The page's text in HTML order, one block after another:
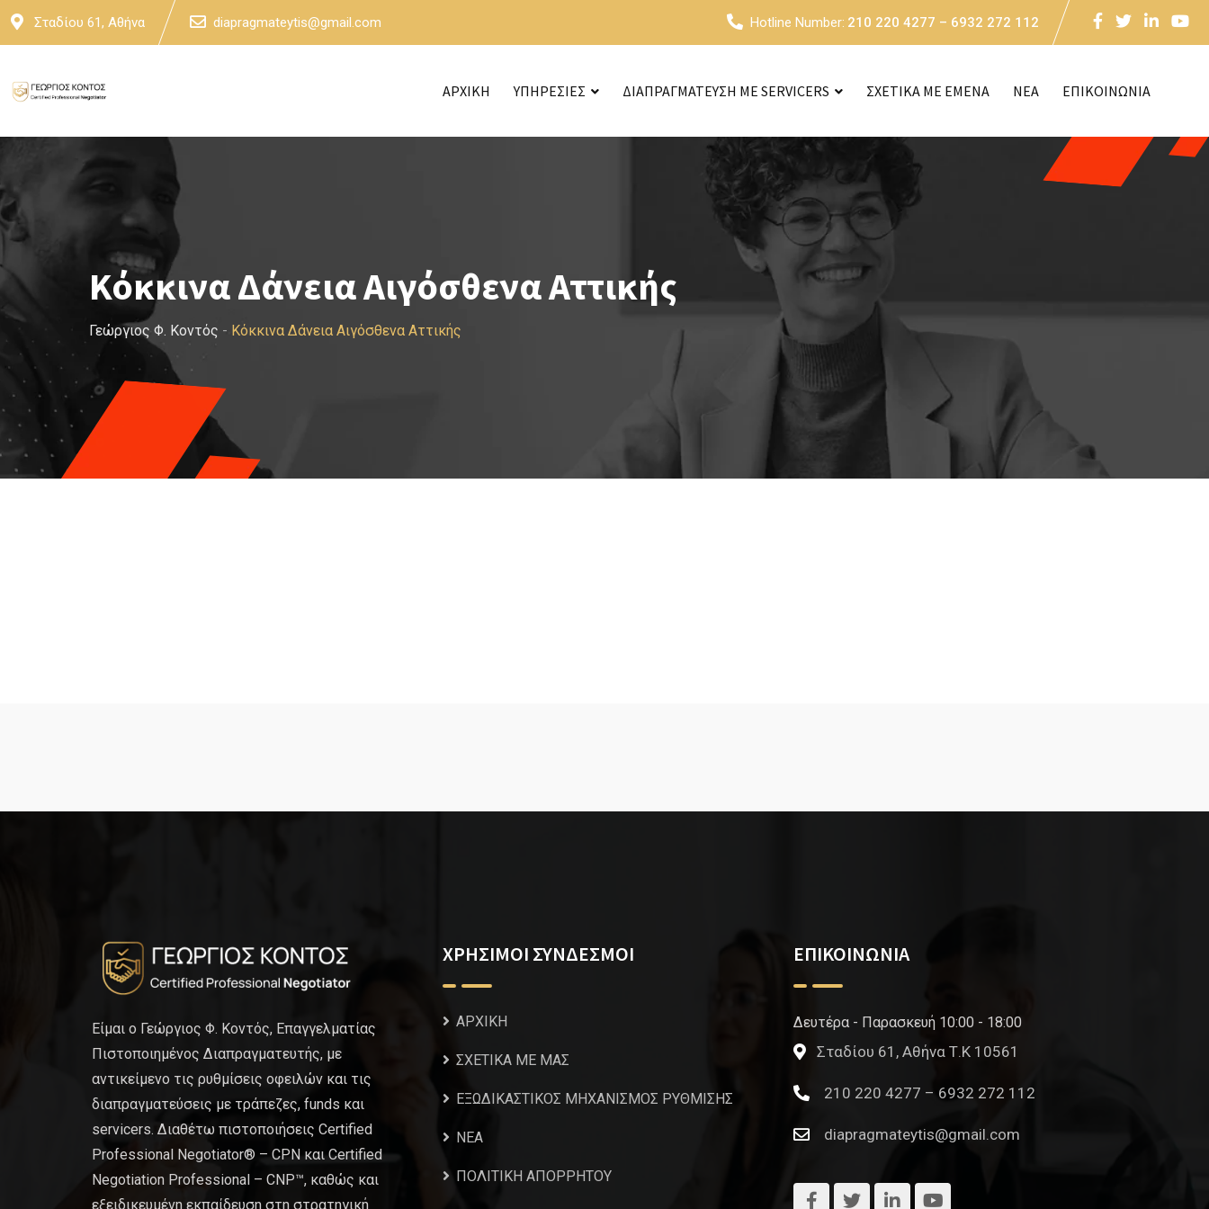
Skip
Σταδίου 61, Αθήνα diapragmateytis@gmail.com Hotline Number: 210 220 4277 – 6932 272 112
ΑΡΧΙΚΗ ΥΠΗΡΕΣΙΕΣ ΔΙΑΠΡΑΓΜΑΤΕΥΣΗ ΜΕ SERVICERS ΣΧΕΤΙΚΑ ΜΕ ΕΜΕΝΑ NEA ΕΠΙΚΟΙΝΩΝΙΑ
Κόκκινα Δάνεια Αιγόσθενα Αττικής
Γεώργιος Φ. Κοντός - Κόκκινα Δάνεια Αιγόσθενα Αττικής
Είμαι ο Γεώργιος Φ. Κοντός, Επαγγελματίας
Πιστοποιημένος Διαπραγματευτής, με
αντικείμενο τις ρυθμίσεις οφειλών και τις
διαπραγματεύσεις με τράπεζες, funds και
servicers. Διαθέτω πιστοποιήσεις Certified
Professional Negotiator® – CPN και Certified
Negotiation Professional – CNP™, καθώς και
εξειδικευμένη εκπαίδευση στη στρατηγική
ΧΡΗΣΙΜΟΙ ΣΥΝΔΕΣΜΟΙ
ΑΡΧΙΚΗ
ΣΧΕΤΙΚΑ ΜΕ ΜΑΣ
ΕΞΩΔΙΚΑΣΤΙΚΟΣ ΜΗΧΑΝΙΣΜΟΣ ΡΥΘΜΙΣΗΣ
NEA
ΠΟΛΙΤΙΚΗ ΑΠΟΡΡΗΤΟΥ
ΕΠΙΚΟΙΝΩΝΙΑ
Δευτέρα - Παρασκευή 10:00 - 18:00
Σταδίου 61, Αθήνα Τ.Κ 10561
210 220 4277 – 6932 272 112
diapragmateytis@gmail.com